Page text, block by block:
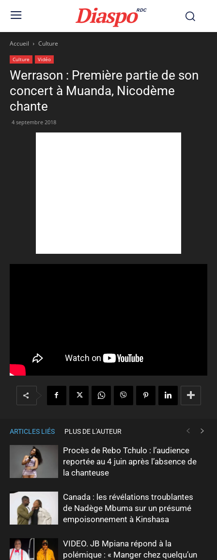
DiaspoRDC
Accueil Culture
Culture Vidéo
Werrason : Première partie de son
concert à Muanda, Nicodème
chante
4 septembre 2018
ARTICLES LIÉS PLUS DE L'AUTEUR
Procès de Rebo Tchulo : l’audience
reportée au 4 juin après l’absence de
la chanteuse
Canada : les révélations troublantes
de Nadège Mbuma sur un présumé
empoisonnement à Kinshasa
VIDEO. JB Mpiana répond à la
polémique : « Manger chez quelqu’un